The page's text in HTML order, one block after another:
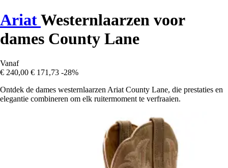
AriatWesternlaarzen voor
dames County Lane
Vanaf
€ 240,00 € 171,73 -28%
Ontdek de dames westernlaarzen Ariat County Lane, die prestaties en
elegantie combineren om elk ruitermoment te verfraaien.